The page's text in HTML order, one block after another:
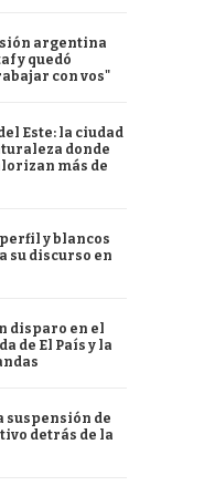
argentina
y quedó
con vos"
Este: la ciudad
donde
más de
y blancos
su discurso en
disparo en el
de El País y la
suspensión de
detrás de la